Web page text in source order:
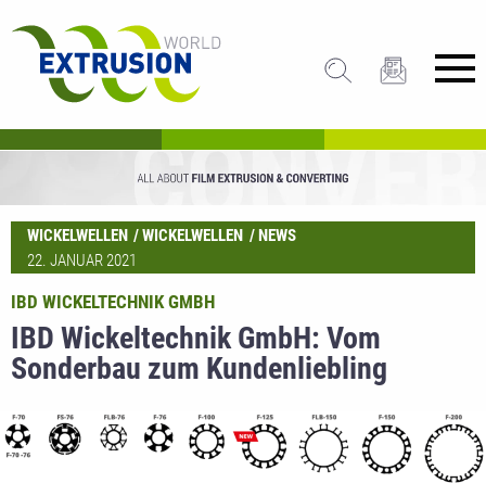
WICKELWELLEN WICKELWELLEN NEWS
22. JANUAR 2021
IBD Wickeltechnik GmbH: Vom
Sonderbau zum Kundenliebling
IBD WICKELTECHNIK GMBH